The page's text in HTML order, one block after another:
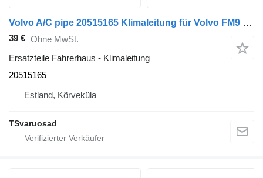
Volvo A/C pipe 20515165 Klimaleitung für Volvo FM9 Sattelzugmaschine
39 € Ohne MwSt.
Ersatzteile Fahrerhaus - Klimaleitung
20515165
Estland, Kõrveküla
TSvaruosad